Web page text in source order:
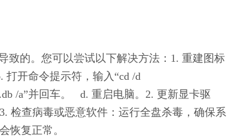
致的。您可以尝试以下解决方法：1. 重建图标
打开命令提示符，输入“cd /d
/a”并回车。   d. 重启电脑。2. 更新显卡驱
检查病毒或恶意软件：运行全盘杀毒，确保系
恢复正常。